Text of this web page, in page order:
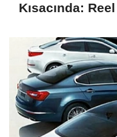
Kısacında: